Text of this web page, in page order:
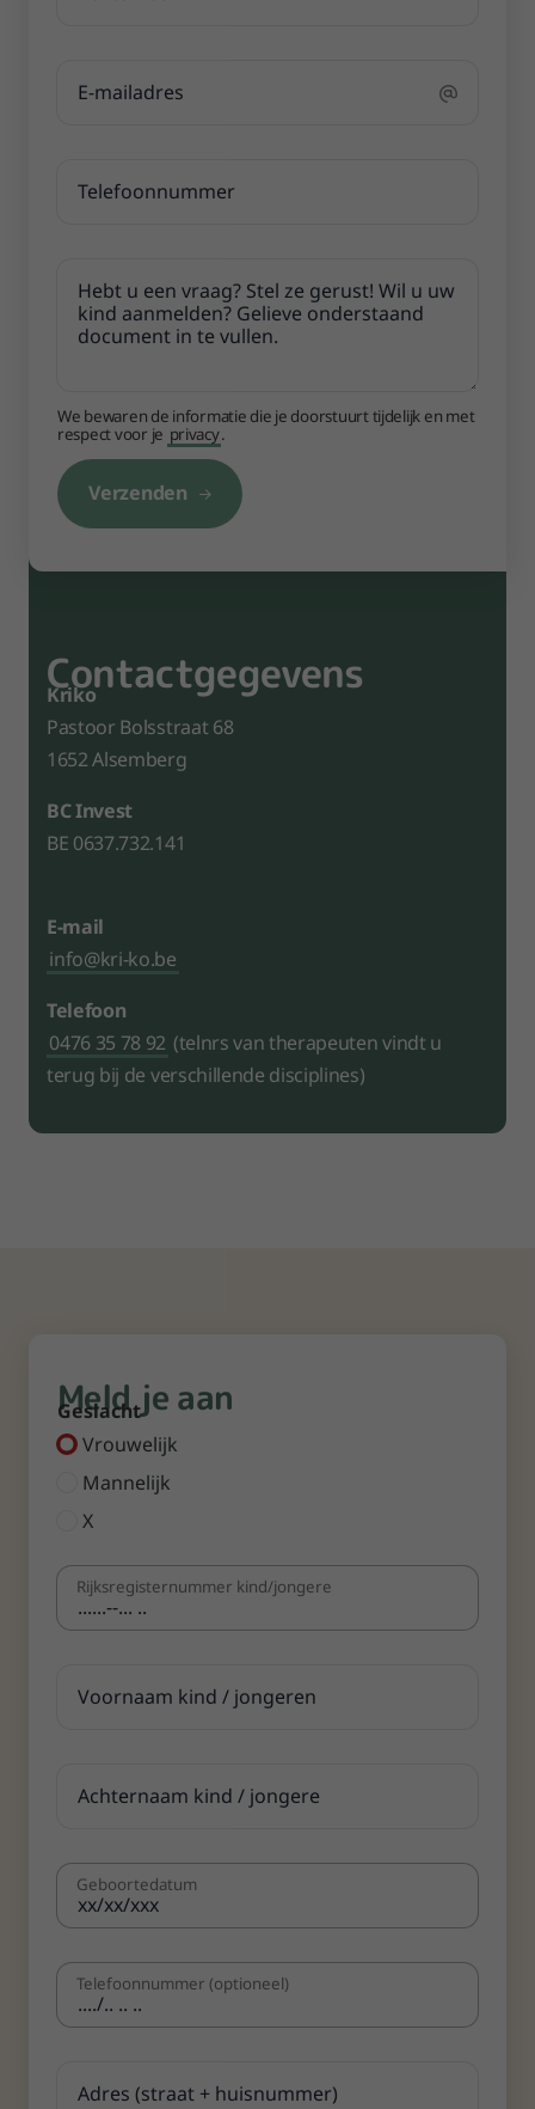
We bewaren de informatie die je doorstuurt tijdelijk en met
respect voor je privacy.
Verzenden
Contact­gegevens
Kriko
Pastoor Bolsstraat 68
1652 Alsemberg
BC Invest
BE 0637.732.141
E-mail
info@kri-ko.be
Telefoon
0476 35 78 92 (telnrs van therapeuten vindt u
terug bij de verschillende disciplines)
Meld je aan
Vrouwelijk
Mannelijk
X
Geslacht
Rijksregisternummer kind/jongere
Geboortedatum
Telefoon­nummer optioneel